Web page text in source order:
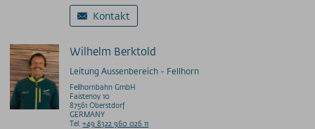
Kontakt
Wilhelm Berktold
Leitung Aussenbereich - Fellhorn
Fellhornbahn GmbH
Faistenoy 10
87561 Oberstdorf
GERMANY
Tel.+49 8322 960 026 11